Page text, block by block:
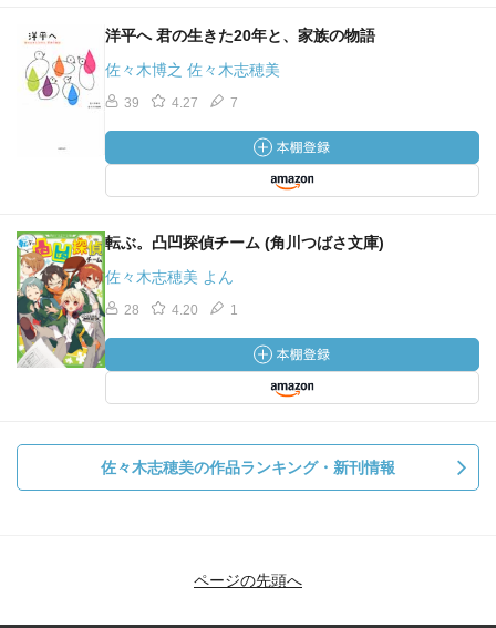
洋平へ 君の生きた20年と、家族の物語
佐々木博之 佐々木志穂美
39 4.27 7
転ぶ。凸凹探偵チーム (角川つばさ文庫)
佐々木志穂美 よん
28 4.20 1
佐々木志穂美の作品ランキング・新刊情報
ページの先頭へ